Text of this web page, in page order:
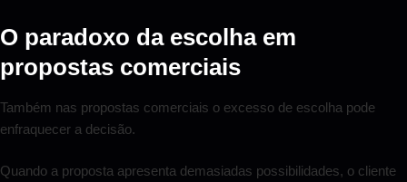
O paradoxo da escolha em
propostas comerciais
Também nas propostas comerciais o excesso de escolha pode
enfraquecer a decisão.
Quando a proposta apresenta demasiadas possibilidades, o cliente